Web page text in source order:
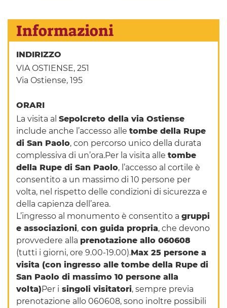
Informazioni
INDIRIZZO
VIA OSTIENSE, 251
Via Ostiense, 195
ORARI
La visita alSepolcreto della via Ostiense
include anche l’accesso alletombe della Rupe
di San Paolo, con percorso unico della durata
complessiva di un’ora.Per la visita alletombe
della Rupe di San Paolo, l’accesso al cortile è
consentito a un massimo di 10 persone per
volta, nel rispetto delle condizioni di sicurezza e
della capienza dell’area.
L’ingresso al monumento è consentito agruppi
e associazioni, con guida propria, che devono
provvedere alla prenotazione allo 060608
(tutti i giorni, ore 9.00-19.00).Max 25 persone a
visita (con ingresso alle tombe della Rupe di
San Paolo di massimo 10 persone alla
volta) Per i singoli visitatori, sempre previa
prenotazione allo 060608, sono inoltre possibili